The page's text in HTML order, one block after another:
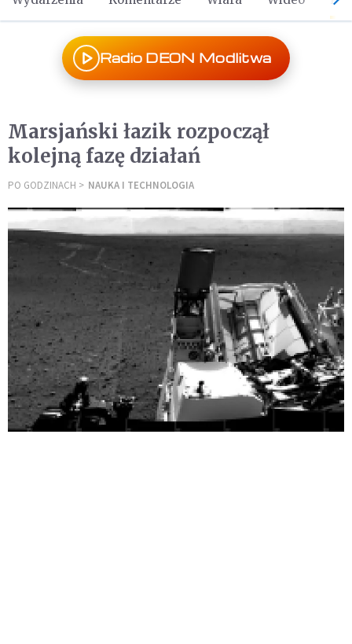
Radio DEON Modlitwa
Marsjański łazik rozpoczął
kolejną fazę działań
PO GODZINACH NAUKA I TECHNOLOGIA